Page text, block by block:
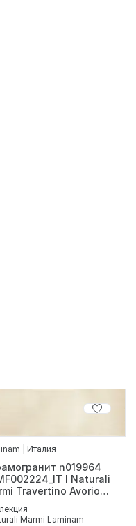
| Италия
n019964
I Naturali
Travertino Avorio
Marmi Laminam